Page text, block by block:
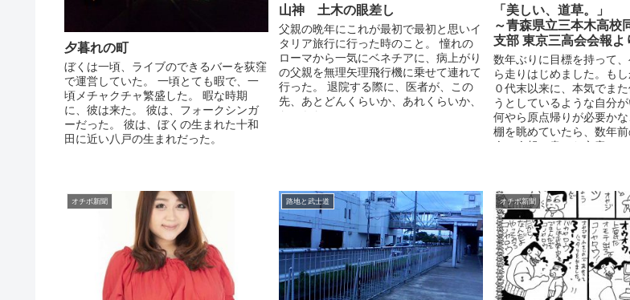
夕暮れの町
ぼくは一頃、ライブのできるバーを荻窪
で運営していた。 一頃とても暇で、一
頃メチャクチャ繁盛した。 暇な時期
に、彼は来た。 彼は、フォークシンガ
ーだった。 彼は、ぼくの生まれた十和
田に近い八戸の生まれだった。
山神 土木の眼差し
父親の晩年にこれが最初で最初と思いイ
タリア旅行に行った時のこと。 憧れの
ローマから一気にベネチアに、病上がり
の父親を無理矢理飛行機に乗せて連れて
行った。 退院する際に、医者が、この
先、あとどんくらいか、あれくらいか、
わからな...
「美しい、道草。」
～青森県立三本木高校
支部 東京三高会会報よ
数年ぶりに目標を持って
ら走りはじめました。も
０代末以来に、本気でま
うとしているような自分が
何やら原点帰りが必要か
棚を眺めていたら、数年
会の会報に書いた文章...
オチボ新聞 路地と武士道 オチボ新聞